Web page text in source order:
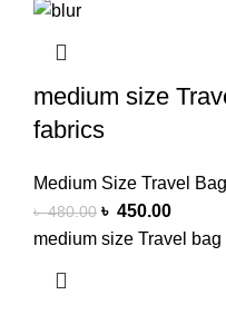
medium size
fabrics
Medium Size Travel Bag
৳480.00 ৳ 450.00
medium size Travel